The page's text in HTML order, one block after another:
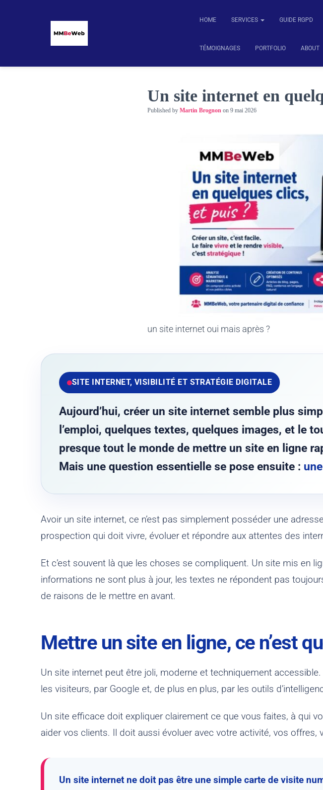
HOME SERVICES GUIDE RGPD
TÉMOIGNAGES PORTFOLIO ABOUT
Un site internet en
Published by Martin Brognon on 9 mai 2026
un site internet oui mais après ?
SITE INTERNET, VISIBILITÉ ET STRATÉGIE DIGITALE
Aujourd’hui, créer un site internet semble plus
l’emploi, quelques textes, quelques images, et le
presque tout le monde de mettre un site en ligne
Mais une question essentielle se pose ensuite :
Avoir un site internet, ce n’est pas simplement posséder une
prospection qui doit vivre, évoluer et répondre aux attentes des
Et c’est souvent là que les choses se compliquent. Un site mis en
informations ne sont plus à jour, les textes ne répondent pas
de raisons de le mettre en avant.
Mettre un site en ligne, ce n’est
Un site internet peut être joli, moderne et techniquement
les visiteurs, par Google et, de plus en plus, par les outils
Un site efficace doit expliquer clairement ce que vous faites, à qui
aider vos clients. Il doit aussi évoluer avec votre activité, vos
Un site internet ne doit pas être une simple carte de visite